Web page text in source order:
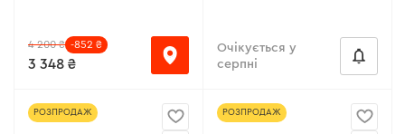
4 200 ₴ -852 ₴
3 348 ₴
Очікується у
серпні
РОЗПРОДАЖ РОЗПРОДАЖ